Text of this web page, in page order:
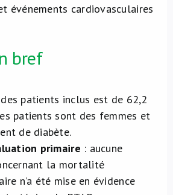
événements cardiovasculaires
bref
des patients inclus est de 62,2
patients sont des femmes et
de diabète.
primaire : aucune
la mortalité
n’a été mise en évidence